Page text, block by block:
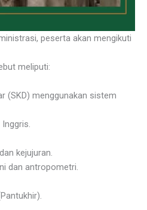
peserta akan mengikuti
meliputi:
(SKD) menggunakan sistem
kejujuran.
dan antropometri.